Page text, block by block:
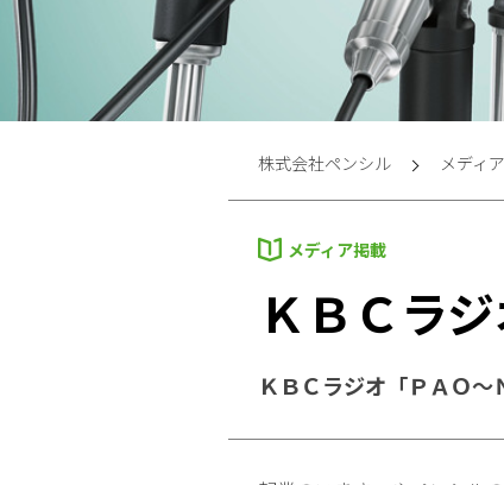
株式会社ペンシル メディ
メディア掲載
ＫＢＣラ
ＫＢＣラジオ「ＰＡＯ